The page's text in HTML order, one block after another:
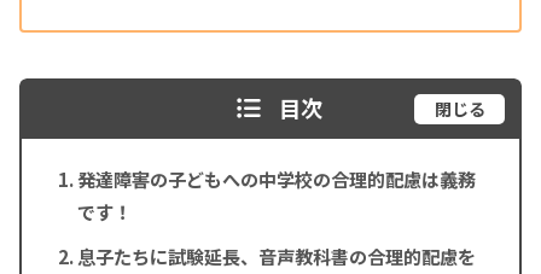
目次 閉じる
発達障害の子どもへの中学校の合理的配慮は義務
です！
息子たちに試験延長、音声教科書の合理的配慮を